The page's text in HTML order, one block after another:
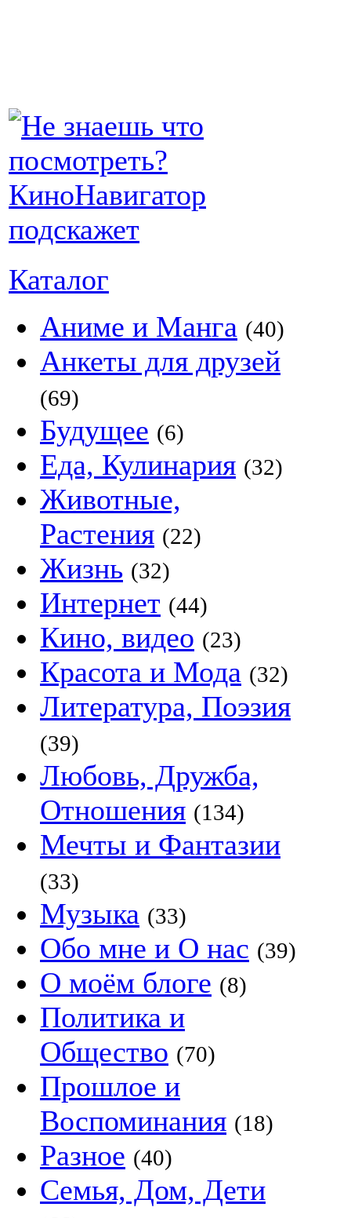
Каталог
Аниме и Манга (40)
Анкеты для друзей
(69)
Будущее (6)
Еда, Кулинария (32)
Животные,
Растения (22)
Жизнь (32)
Интернет (44)
Кино, видео (23)
Красота и Мода (32)
Литература, Поэзия
(39)
Любовь, Дружба,
Отношения (134)
Мечты и Фантазии
(33)
Музыка (33)
Обо мне и О нас (39)
О моём блоге (8)
Политика и
Общество (70)
Прошлое и
Воспоминания (18)
Разное (40)
Семья, Дом, Дети